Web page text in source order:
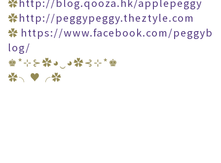
✿http://peggypeggy.theztyle.com
✿ https://www.facebook.com/peggyb
log/
♚*⊹⊱✿◕‿◕✿⊰⊹*♚
✿╮♥╭✿